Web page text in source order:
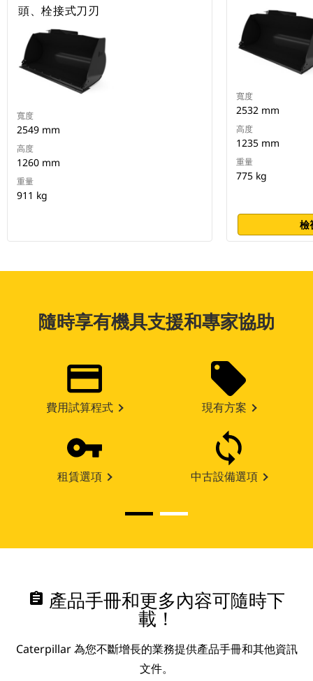
頭、栓接式刀刃
寬度
2549 mm
高度
1260 mm
重量
911 kg
寬度
2532 mm
高度
1235 mm
重量
775 kg
檢
隨時享有機具支援和專家協助
費用試算程式 現有方案
租賃選項 中古設備選項
assignment 產品手冊和更多內容可隨時下
載！
Caterpillar 為您不斷增長的業務提供產品手冊和其他資訊
文件。